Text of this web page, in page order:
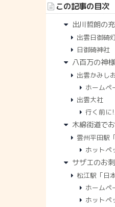
この記事の目次
出川哲朗の
出雲日御碕
日御碕神社
八百万の神
出雲かみし
ホームペ
出雲大社
行く前に
木綿街道で
雲州平田駅
ホットペ
サザエのお
松江駅「日
ホームペ
ホットペ